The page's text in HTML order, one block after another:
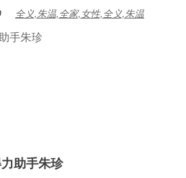
全义,朱温,全家,女性,全义,朱温
助手朱珍